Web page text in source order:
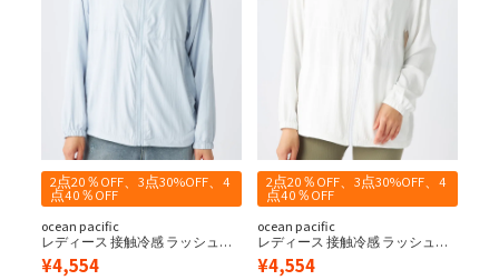
2点20％OFF、3点30%OFF、4
点40％OFF
ocean pacific
レディース 接触冷感 ラッシュガ
ード ジップパーカー
¥4,554
2点20％OFF、3点30%OFF、4
点40％OFF
ocean pacific
レディース 接触冷感 ラッシュガ
ード ジップパーカー
¥4,554